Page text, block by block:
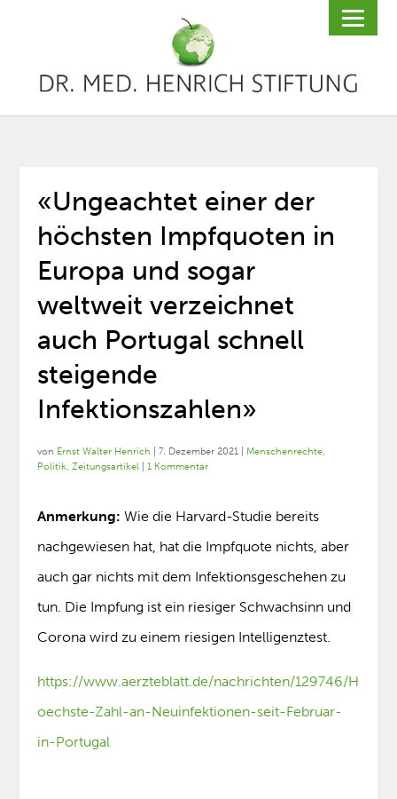
«Ungeachtet einer der
höchsten Impfquoten in
Europa und sogar
weltweit verzeichnet
auch Portugal schnell
steigende
Infektionszahlen»
von Ernst Walter Henrich |7. Dezember 2021 Menschenrechte,
Politik,Zeitungsartikel |1 Kommentar
Anmerkung: Wie die Harvard-Studie bereits
nachgewiesen hat, hat die Impfquote nichts, aber
auch gar nichts mit dem Infektionsgeschehen zu
tun. Die Impfung ist ein riesiger Schwachsinn und
Corona wird zu einem riesigen Intelligenztest.
https://www.aerzteblatt.de/nachrichten/129746/H
oechste-Zahl-an-Neuinfektionen-seit-Februar-
in-Portugal